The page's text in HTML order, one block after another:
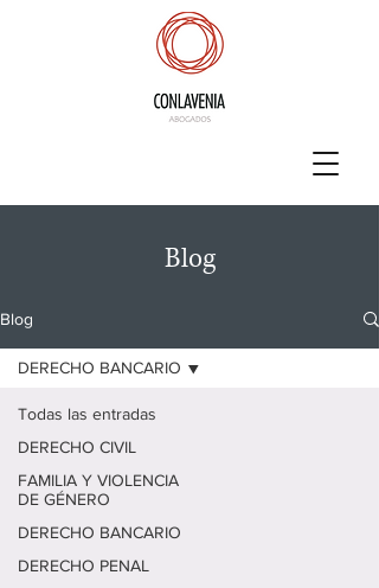
Blog
Blog
Todas las entradas
DERECHO CIVIL
FAMILIA Y VIOLENCIA
DE GÉNERO
DERECHO BANCARIO
DERECHO PENAL
DERECHO BANCARIO